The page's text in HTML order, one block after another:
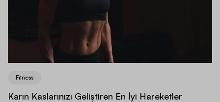
Fitness
Karın Kaslarınızı Geliştiren En İyi Hareketler